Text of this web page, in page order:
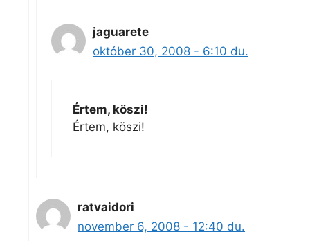
jaguarete
október 30, 2008 - 6:10 du.
Értem, köszi!
Értem, köszi!
ratvaidori
november 6, 2008 - 12:40 du.